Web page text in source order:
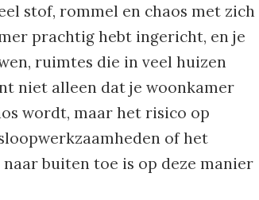
stof, rommel en chaos met zich
prachtig hebt ingericht, en je
ruimtes die in veel huizen
niet alleen dat je woonkamer
wordt, maar het risico op
of het
buiten toe is op deze manier